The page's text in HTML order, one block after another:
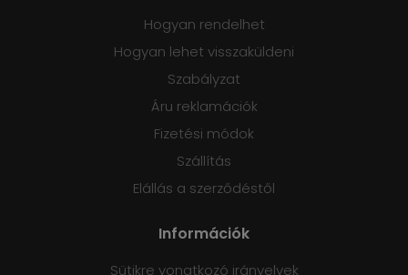
Hogyan rendelhet
Hogyan lehet visszaküldeni
Szabályzat
Áru reklamációk
Fizetési módok
Szállítás
Elállás a szerződéstől
Információk
Sütikre vonatkozó irányelvek